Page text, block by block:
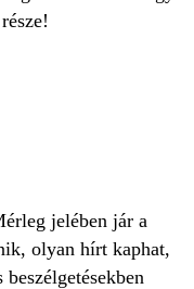
jelében jár a
olyan hírt kaphat,